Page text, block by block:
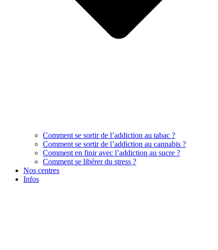
Comment se sortir de l’addiction au tabac ?
Comment se sortir de l’addiction au cannabis ?
Comment en finir avec l’addiction au sucre ?
Comment se libérer du stress ?
Nos centres
Infos